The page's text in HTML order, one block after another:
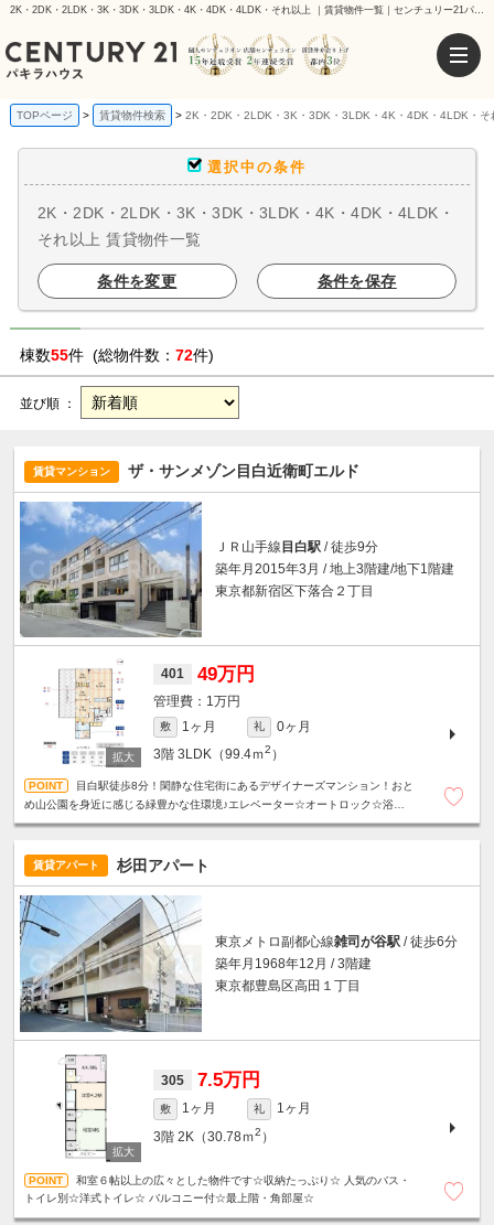
2K・2DK・2LDK・3K・3DK・3LDK・4K・4DK・4LDK・それ以上 ｜賃貸物件一覧｜センチュリー21パキラハウス
TOPページ 賃貸物件検索 2K・2DK・2LDK・3K・3DK・3LDK・4K・4DK・4LDK・そ
選択中の条件
2K・2DK・2LDK・3K・3DK・3LDK・4K・4DK・4LDK・
それ以上 賃貸物件一覧
条件を変更 条件を保存
棟数55件 (総物件数： 72件)
並び順 ：
賃貸マンション ザ・サンメゾン目白近衛町エルド
ＪＲ山手線 目白駅 / 徒歩9分
築年月2015年3月 / 地上3階建/地下1階建
東京都新宿区下落合２丁目
401 49万円
1万円
敷 1ヶ月 礼
0ヶ月
3階 3LDK（99.4ｍ2 ）
目白駅徒歩8分！閑静な住宅街にあるデザイナーズマンション！おと
め山公園を身近に感じる緑豊かな住環境♪エレベーター☆オートロック☆浴室乾
賃貸アパート 杉田アパート
東京メトロ副都心線雑司が谷駅 / 徒歩6分
築年月1968年12月 / 3階建
東京都豊島区高田１丁目
305 7.5万円
敷 1ヶ月 礼
1ヶ月
3階 2K（30.78ｍ2 ）
和室６帖以上の広々とした物件です☆収納たっぷり☆ 人気のバス・
トイレ別☆洋式トイレ☆ バルコニー付☆最上階・角部屋☆